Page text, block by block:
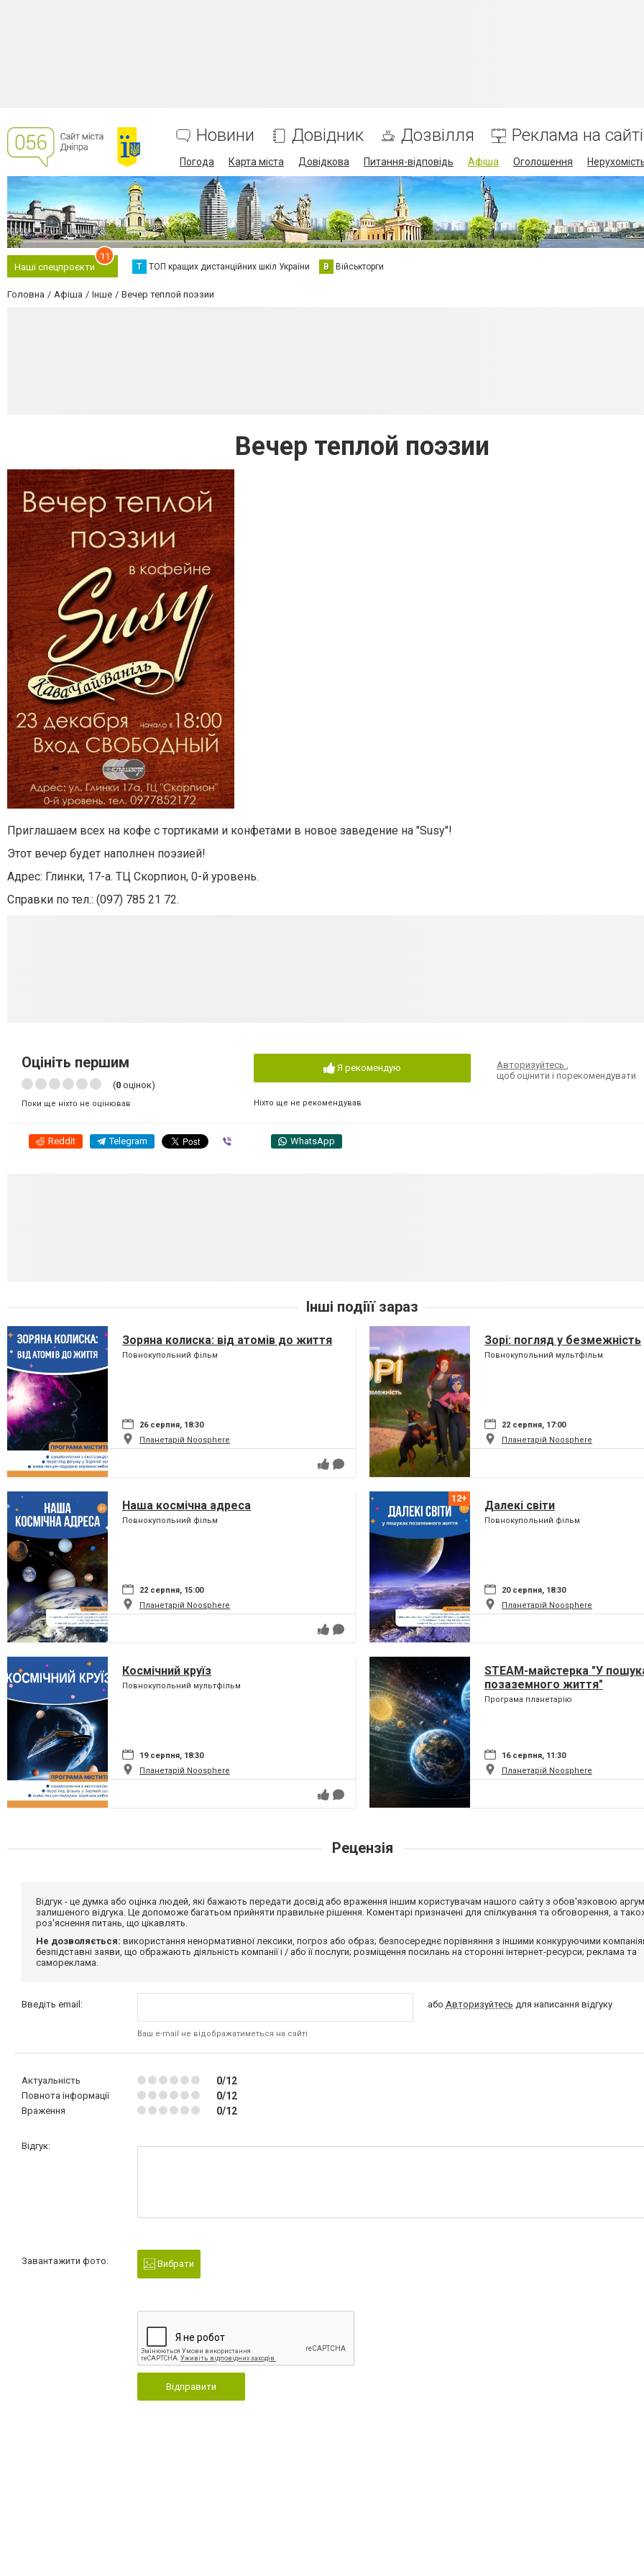
Новини Довідник Дозвілля Реклама на сайті
Погода Карта міста Довідкова Питання-відповідь Афіша Оголошення
Наші спецпроєкти
11
Т ТОП кращих дистанційних шкіл України В Військторги
Головна Афіша Інше Вечер теплой поэзии
Вечер теплой поэзии
Приглашаем всех на кофе с тортиками и конфетами в новое заведение на "Susy"!
Этот вечер будет наполнен поэзией!
Адрес: Глинки, 17-а. ТЦ Скорпион, 0-й уровень.
Справки по тел.: (097) 785 21 72.
Оцініть першим
(0 оцінок)
Поки ще ніхто не оцінював
Я рекомендую
Ніхто ще не рекомендував
Авторизуйтесь
щоб оцінити і порекомендувати
Reddit Telegram WhatsApp
Інші подіїї зараз
Зоряна колиска: від атомів до життя
Повнокупольний фільм
26 серпня, 18:30
Планетарій Noosphere
Зорі: погляд у безмежність
Повнокупольний мультфільм
22 серпня, 17:00
Планетарій Noosphere
Наша космічна адреса
Повнокупольний фільм
22 серпня, 15:00
Планетарій Noosphere
Далекі світи
Повнокупольний фільм
20 серпня, 18:30
Планетарій Noosphere
Космічний круїз
Повнокупольний мультфільм
19 серпня, 18:30
Планетарій Noosphere
STEAM-майстерка "У
позаземного життя"
Програма планетарію
16 серпня, 11:30
Планетарій Noosphere
Рецензія
Відгук - це думка або оцінка людей, які бажають передати досвід або враження іншим користувачам нашого сайту з обов'язковою
залишеного відгука. Це допоможе багатьом прийняти правильне рішення. Коментарі призначені для спілкування та обговорення, а
роз'яснення питань, що цікавлять.
Не дозволяється: використання ненормативної лексики, погроз або образ; безпосереднє порівняння з іншими конкуруючими
безпідставні заяви, що ображають діяльність компанії і / або її послуги; розміщення посилань на сторонні інтернет-ресурси; реклама та
самореклама.
Введіть email:
Ваш e-mail не відображатиметься на сайті
або Авторизуйтесь для написання відгуку
Актуальність 0/12
Повнота інформації 0/12
Враження 0/12
Відгук:
Завантажити фото: Вибрати
Відправити